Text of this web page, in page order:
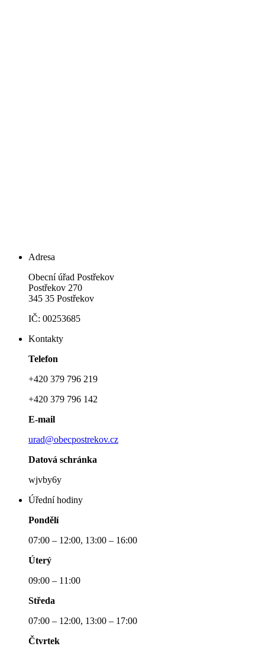
Adresa
Obecní úřad Postřekov
Postřekov 270
345 35 Postřekov
IČ: 00253685
Kontakty
Telefon
+420 379 796 219
+420 379 796 142
E-mail
urad@obecpostrekov.cz
Datová schránka
wjvby6y
Úřední hodiny
Pondělí
07:00 – 12:00, 13:00 – 16:00
Úterý
09:00 – 11:00
Středa
07:00 – 12:00, 13:00 – 17:00
Čtvrtek